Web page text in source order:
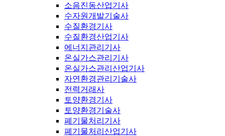
소음진동산업기사
수자원개발기술사
수질환경기사
수질환경산업기사
에너지관리기사
온실가스관리기사
온실가스관리산업기사
자연환경관리기술사
전력거래사
토양환경기사
토양환경기술사
폐기물처리기사
폐기물처리산업기사